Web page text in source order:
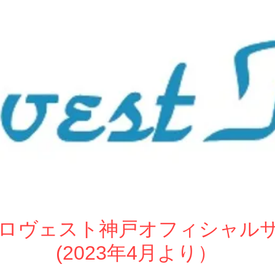
ヴェスト神戸オフィシャル
(2023年4月より）